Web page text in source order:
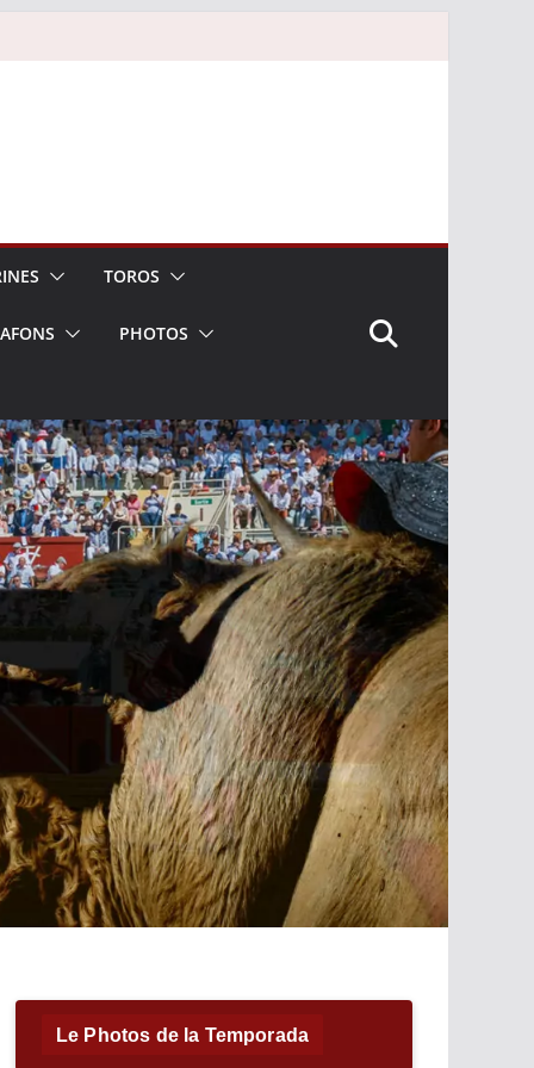
TOROS
PHOTOS
Le Photos de la Temporada